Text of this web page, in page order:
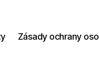
Zásady ochrany